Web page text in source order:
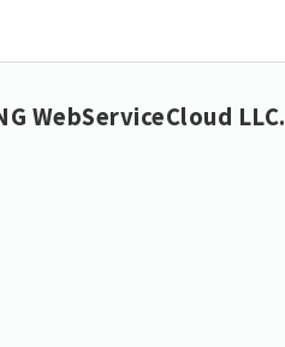
WebServiceCloud LLC.